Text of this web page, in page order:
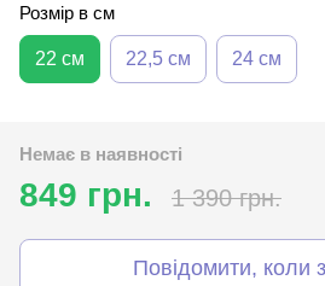
Розмір в см
22 см 22,5 см 24 см
Немає в наявності
849 грн. 1 390 грн.
Повідомити, коли